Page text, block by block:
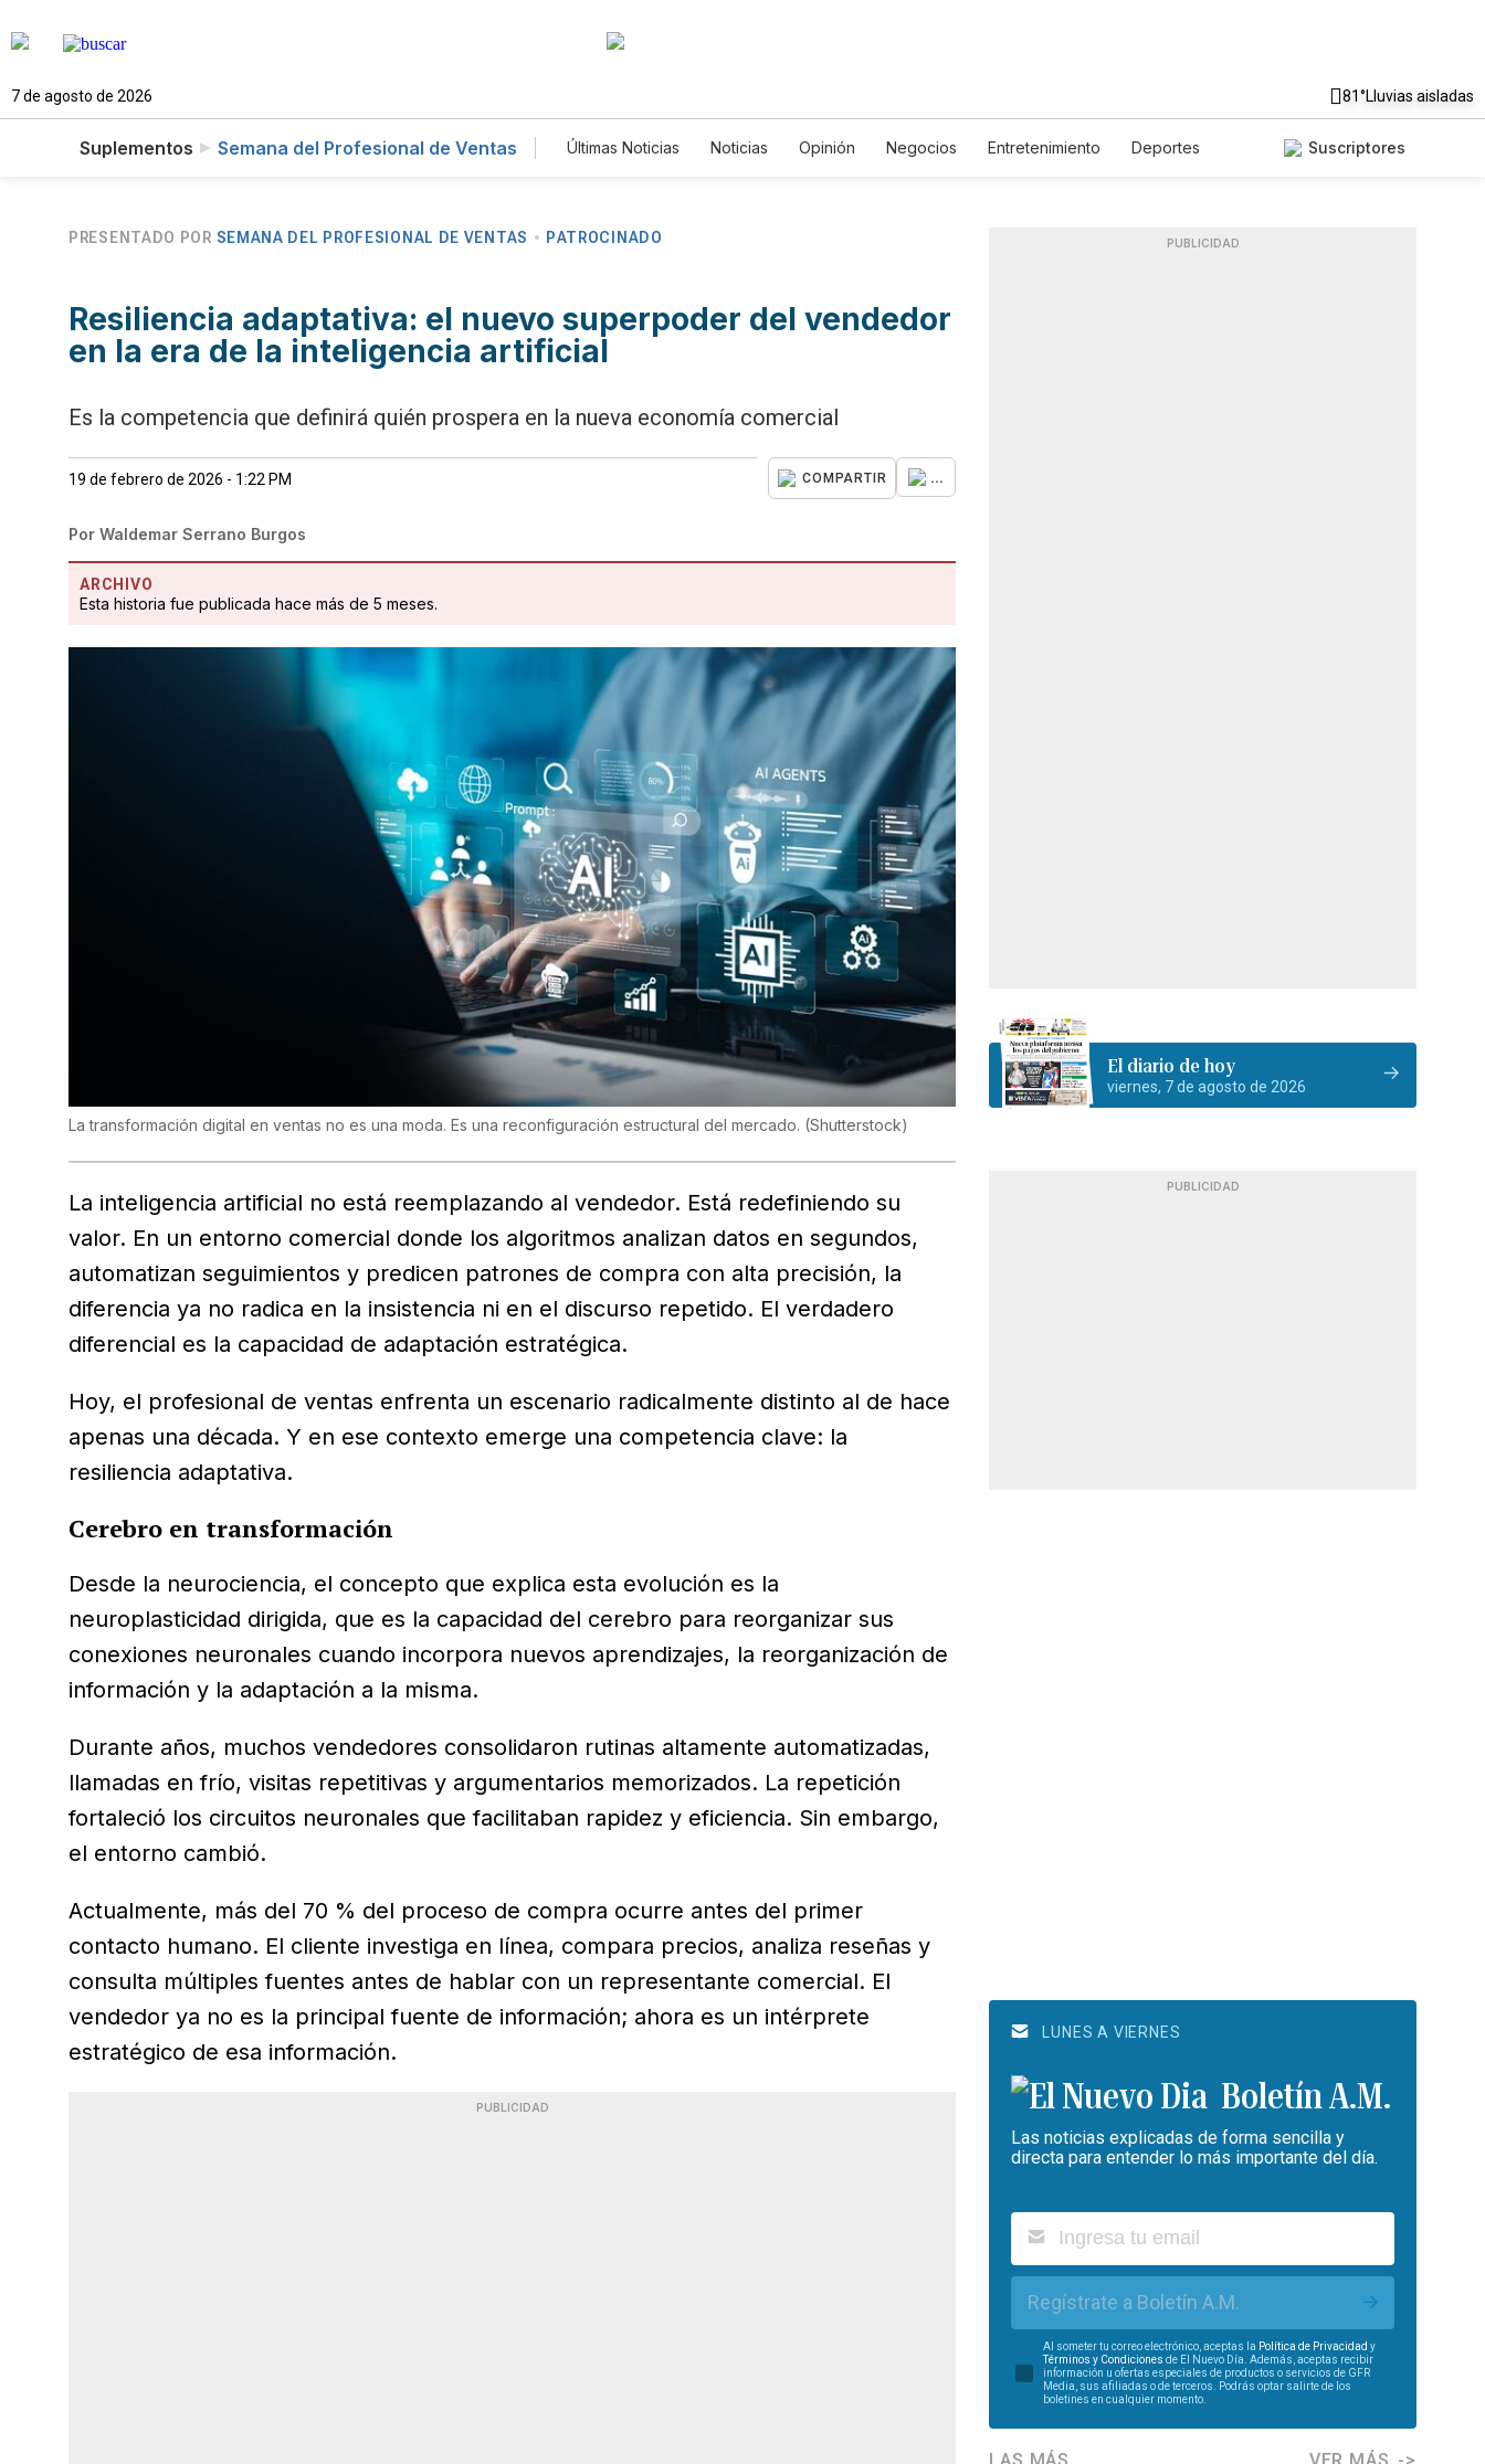
7 de agosto de 2026 81°Lluvias aisladas
Suplementos Semana del Profesional de Ventas Últimas Noticias Noticias Opinión Negocios Entretenimiento
Deportes
Edictos
Suscriptores
PRESENTADO POR SEMANA DEL PROFESIONAL DE VENTAS PATROCINADO
Resiliencia adaptativa: el nuevo superpoder del vendedor
en la era de la inteligencia artificial
Es la competencia que definirá quién prospera en la nueva economía comercial
19 de febrero de 2026 - 1:22 PM COMPARTIR ...
Por Waldemar Serrano Burgos
ARCHIVO
Esta historia fue publicada hace más de 5 meses.
La transformación digital en ventas no es una moda. Es una reconfiguración estructural del mercado. (Shutterstock)
La inteligencia artificial no está reemplazando al vendedor. Está redefiniendo su
valor. En un entorno comercial donde los algoritmos analizan datos en segundos,
automatizan seguimientos y predicen patrones de compra con alta precisión, la
diferencia ya no radica en la insistencia ni en el discurso repetido. El verdadero
diferencial es la capacidad de adaptación estratégica.
Hoy, el profesional de ventas enfrenta un escenario radicalmente distinto al de hace
apenas una década. Y en ese contexto emerge una competencia clave: la
resiliencia adaptativa.
Cerebro en transformación
Desde la neurociencia, el concepto que explica esta evolución es la
neuroplasticidad dirigida, que es la capacidad del cerebro para reorganizar sus
conexiones neuronales cuando incorpora nuevos aprendizajes, la reorganización de
información y la adaptación a la misma.
Durante años, muchos vendedores consolidaron rutinas altamente automatizadas,
llamadas en frío, visitas repetitivas y argumentarios memorizados. La repetición
fortaleció los circuitos neuronales que facilitaban rapidez y eficiencia. Sin embargo,
el entorno cambió.
Actualmente, más del 70 % del proceso de compra ocurre antes del primer
contacto humano. El cliente investiga en línea, compara precios, analiza reseñas y
consulta múltiples fuentes antes de hablar con un representante comercial. El
vendedor ya no es la principal fuente de información; ahora es un intérprete
estratégico de esa información.
PUBLICIDAD
PUBLICIDAD
El diario de hoy
viernes, 7 de agosto de 2026
PUBLICIDAD
LUNES A VIERNES
Boletín A.M.
Las noticias explicadas de forma sencilla y
directa para entender lo más importante del día.
Regístrate a Boletín A.M.
Al someter tu correo electrónico, aceptas la Política de Privacidad y
Términos y Condiciones de El Nuevo Día. Además, aceptas recibir
información u ofertas especiales de productos o servicios de GFR
Media, sus afiliadas o de terceros. Podrás optar salirte de los
boletines en cualquier momento.